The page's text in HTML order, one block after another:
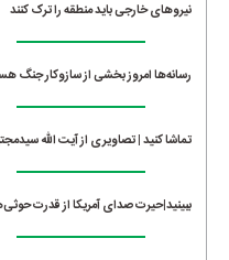
نیروهای خارجی باید منطقه را ترک کنند
رسانه‌ها امروز بخشی از سازوکار جنگ
تماشا کنید | تصاویری از آیت الله
ببینید|حیرت صدای آمریکا از قدرت